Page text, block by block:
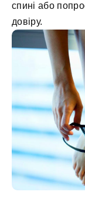
спині або
довіру.